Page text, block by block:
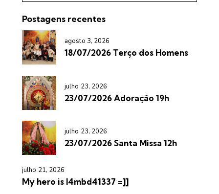
Postagens recentes
agosto 3, 2026
18/07/2026 Terço dos Homens
julho 23, 2026
23/07/2026 Adoração 19h
julho 23, 2026
23/07/2026 Santa Missa 12h
julho 21, 2026
My hero is l4mbd41337 =]]